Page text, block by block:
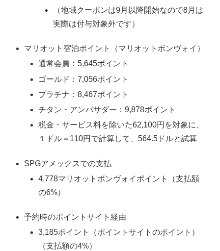
（地域クーポンは9月以降開始なので8月は
実際は付与対象外です）
マリオット宿泊ポイント（マリオットボンヴォイ）
通常会員：5,645ポイント
ゴールド：7,056ポイント
プラチナ：8,467ポイント
チタン・アンバサダー：9,878ポイント
税金・サービス料を除いた62,100円を対象に、
１ドル＝110円で計算して、564.5ドルと試算
SPGアメックスでの支払
4,778マリオットボンヴォイポイント（支払額
の6%）
予約時のポイントサイト経由
3,185ポイント（ポイントサイトのポイント）
（支払額の4%）